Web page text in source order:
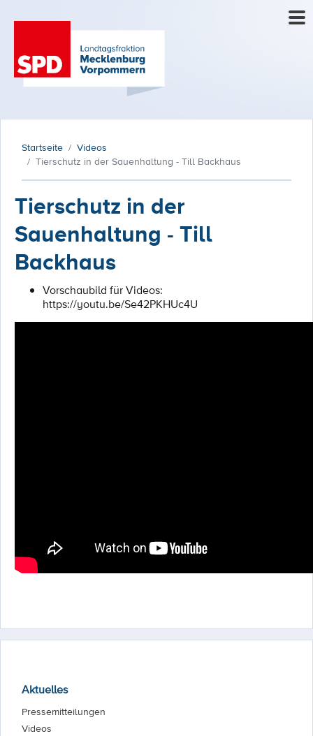
Startseite
Videos
Tierschutz in der Sauenhaltung - Till Backhaus
Tierschutz in der
Sauenhaltung - Till
Backhaus
Vorschaubild für Videos:
https://youtu.be/Se42PKHUc4U
Aktuelles
Pressemitteilungen
Videos